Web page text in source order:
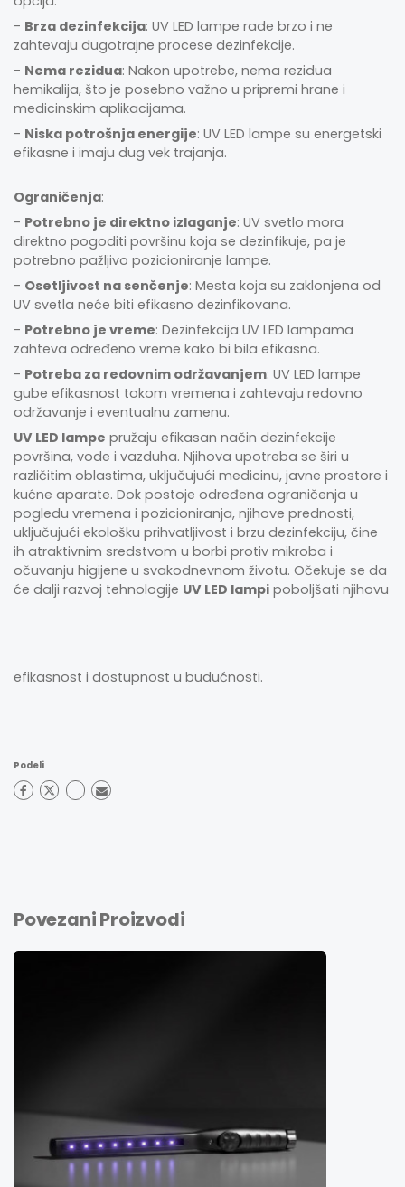
- Brza dezinfekcija: UV LED lampe rade brzo i ne
zahtevaju dugotrajne procese dezinfekcije.
- Nema rezidua: Nakon upotrebe, nema rezidua
hemikalija, što je posebno važno u pripremi hrane i
medicinskim aplikacijama.
- Niska potrošnja energije: UV LED lampe su energetski
efikasne i imaju dug vek trajanja.
Ograničenja:
- Potrebno je direktno izlaganje: UV svetlo mora
direktno pogoditi površinu koja se dezinfikuje, pa je
potrebno pažljivo pozicioniranje lampe.
- Osetljivost na senčenje: Mesta koja su zaklonjena od
UV svetla neće biti efikasno dezinfikovana.
- Potrebno je vreme: Dezinfekcija UV LED lampama
zahteva određeno vreme kako bi bila efikasna.
- Potreba za redovnim održavanjem: UV LED lampe
gube efikasnost tokom vremena i zahtevaju redovno
održavanje i eventualnu zamenu.
UV LED lampe pružaju efikasan način dezinfekcije
površina, vode i vazduha. Njihova upotreba se širi u
različitim oblastima, uključujući medicinu, javne prostore i
kućne aparate. Dok postoje određena ograničenja u
pogledu vremena i pozicioniranja, njihove prednosti,
uključujući ekološku prihvatljivost i brzu dezinfekciju, čine
ih atraktivnim sredstvom u borbi protiv mikroba i
očuvanju higijene u svakodnevnom životu. Očekuje se da
će dalji razvoj tehnologije UV LED lampi poboljšati njihovu
efikasnost i dostupnost u budućnosti.
Podeli
Povezani Proizvodi